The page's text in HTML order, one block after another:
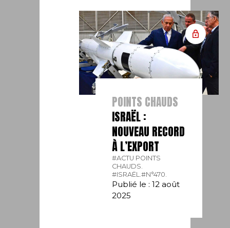
POINTS CHAUDS
ISRAËL :
NOUVEAU RECORD
À L’EXPORT
#ACTU POINTS
CHAUDS.
#ISRAËL. #N°470.
Publié le : 12 août
2025